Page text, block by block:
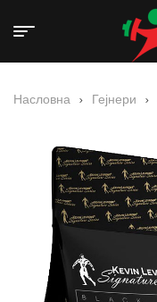
Насловна Гејнери